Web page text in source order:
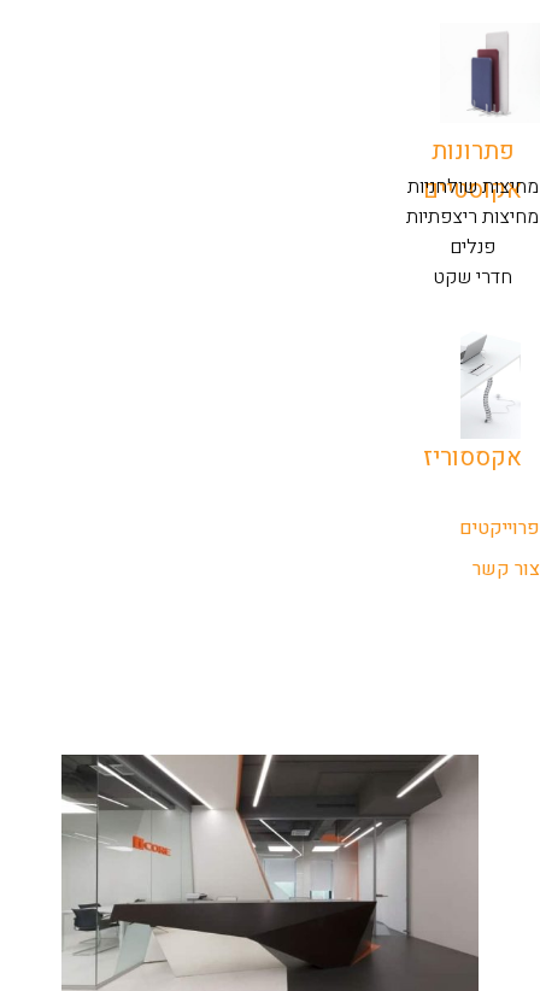
פתרונות
אקוסטיים
מחיצות שולחניות
מחיצות ריצפתיות
פנלים
חדרי שקט
אקססוריז
פרוייקטים
צור קשר